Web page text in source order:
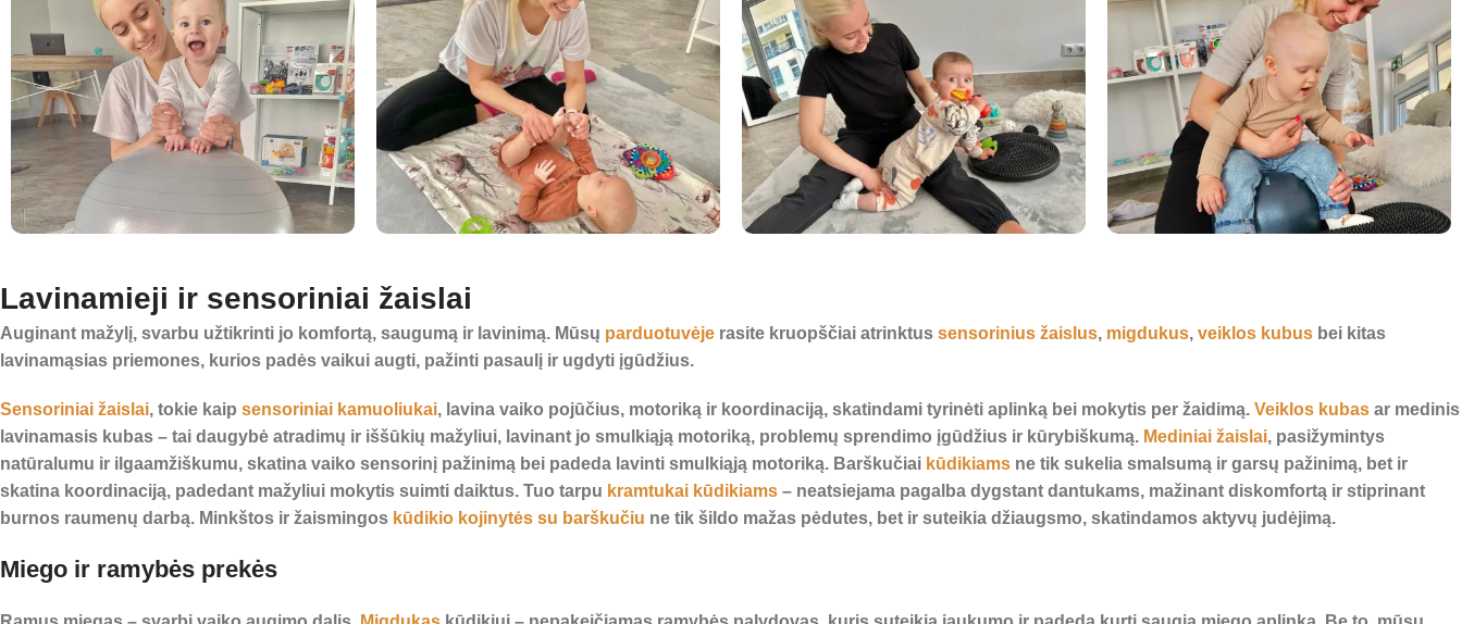
Lavinamieji ir sensoriniai žaislai
Auginant mažylį, svarbu užtikrinti jo komfortą, saugumą ir lavinimą. Mūsų parduotuvėje rasite kruopščiai atrinktus sensorinius žaislus, migdukus, veiklos kubus bei kitas
lavinamąsias priemones, kurios padės vaikui augti, pažinti pasaulį ir ugdyti įgūdžius.
Sensoriniai žaislai, tokie kaip sensoriniai kamuoliukai, lavina vaiko pojūčius, motoriką ir koordinaciją, skatindami tyrinėti aplinką bei mokytis per žaidimą. Veiklos kubas ar medinis
lavinamasis kubas – tai daugybė atradimų ir iššūkių mažyliui, lavinant jo smulkiąją motoriką, problemų sprendimo įgūdžius ir kūrybiškumą. Mediniai žaislai, pasižymintys
natūralumu ir ilgaamžiškumu, skatina vaiko sensorinį pažinimą bei padeda lavinti smulkiąją motoriką. Barškučiai kūdikiams ne tik sukelia smalsumą ir garsų pažinimą, bet ir
skatina koordinaciją, padedant mažyliui mokytis suimti daiktus. Tuo tarpu kramtukai kūdikiams – neatsiejama pagalba dygstant dantukams, mažinant diskomfortą ir stiprinant
burnos raumenų darbą. Minkštos ir žaismingos kūdikio kojinytės su barškučiu ne tik šildo mažas pėdutes, bet ir suteikia džiaugsmo, skatindamos aktyvų judėjimą.
Miego ir ramybės prekės